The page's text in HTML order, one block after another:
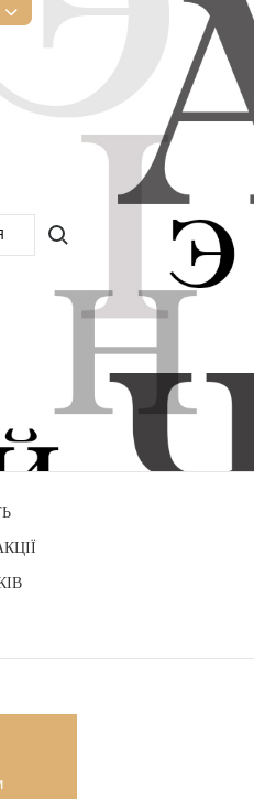
Open
Sidebar
Search for: